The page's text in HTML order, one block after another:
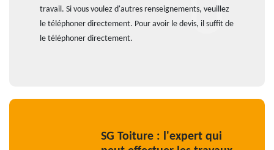
travail. Si vous voulez d'autres renseignements, veuillez
le téléphoner directement. Pour avoir le devis, il suffit de
le téléphoner directement.
SG Toiture : l'expert qui